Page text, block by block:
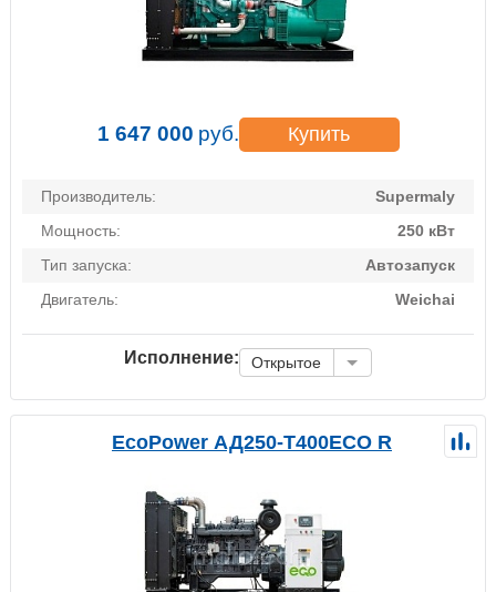
1 647 000 руб. Купить
Производитель:
Supermaly
Мощность:
250 кВт
Тип запуска:
Автозапуск
Двигатель:
Weichai
Исполнение: Открытое
EcoPower АД250-T400ECO R